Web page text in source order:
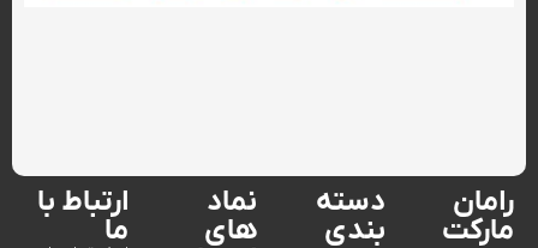
رامان
مارکت
دسته
بندی
نماد
های
ارتباط با
ما